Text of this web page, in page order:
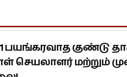
பயங்கரவாத குண்டு
செயலாளர் மற்றும்